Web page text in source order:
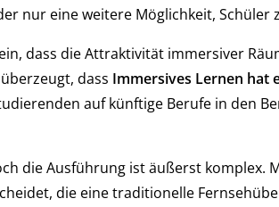
nur eine weitere Möglichkeit, Schüler
dass die Attraktivität immersiver
dass Immersives Lernen hat
auf künftige Berufe in den
die Ausführung ist äußerst komplex.
die eine traditionelle